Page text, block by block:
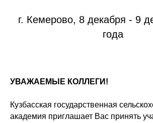
г. Кемерово, 8 декабря - 9
года
УВАЖАЕМЫЕ КОЛЛЕГИ!
Кузбасская государственная
академия приглашает Вас принять